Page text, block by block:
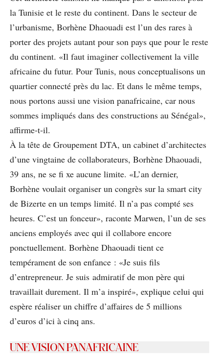
la Tunisie et le reste du continent. Dans le secteur de
l’urbanisme, Borhène Dhaouadi est l’un des rares à
porter des projets autant pour son pays que pour le reste
du continent. «Il faut imaginer collectivement la ville
africaine du futur. Pour Tunis, nous conceptualisons un
quartier connecté près du lac. Et dans le même temps,
nous portons aussi une vision panafricaine, car nous
sommes impliqués dans des constructions au Sénégal»,
affirme-t-il.
À la tête de Groupement DTA, un cabinet d’architectes
d’une vingtaine de collaborateurs, Borhène Dhaouadi,
39 ans, ne se ﬁ xe aucune limite. «L’an dernier,
Borhène voulait organiser un congrès sur la smart city
de Bizerte en un temps limité. Il n’a pas compté ses
heures. C’est un fonceur», raconte Marwen, l’un de ses
anciens employés avec qui il collabore encore
ponctuellement. Borhène Dhaouadi tient ce
tempérament de son enfance : «Je suis ﬁls
d’entrepreneur. Je suis admiratif de mon père qui
travaillait durement. Il m’a inspiré», explique celui qui
espère réaliser un chiffre d’affaires de 5 millions
d’euros d’ici à cinq ans.
UNE VISION PANAFRICAINE